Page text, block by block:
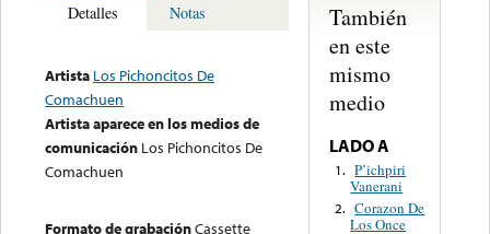
Detalles Notas
Artista Los Pichoncitos De
Comachuen
Artista aparece en los medios de
comunicación Los Pichoncitos De
Comachuen
Formato de grabaciónCassette
También
en este
mismo
medio
LADO A
1. P’ichpiri
Vanerani
2. Corazon De
Los Once